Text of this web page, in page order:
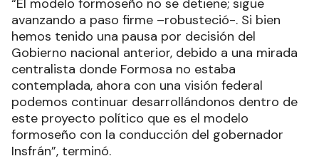
“El modelo formoseño no se detiene; sigue
avanzando a paso firme –robusteció-. Si bien
hemos tenido una pausa por decisión del
Gobierno nacional anterior, debido a una mirada
centralista donde Formosa no estaba
contemplada, ahora con una visión federal
podemos continuar desarrollándonos dentro de
este proyecto político que es el modelo
formoseño con la conducción del gobernador
Insfrán”, terminó.